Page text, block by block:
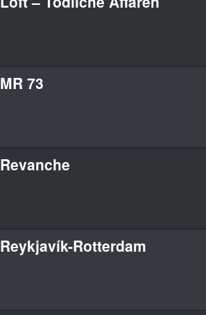
MR 73
Revanche
Reykjavík-Rotterdam